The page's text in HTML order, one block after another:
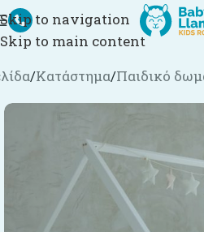
Skip to navigation
Skip to main content
/Κατάστημα/Παιδικό